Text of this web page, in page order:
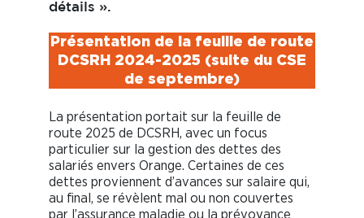
détails ».
Présentation de la feuille de route
DCSRH 2024-2025 (suite du CSE
de septembre)
La présentation portait sur la feuille de
route 2025 de DCSRH, avec un focus
particulier sur la gestion des dettes des
salariés envers Orange. Certaines de ces
dettes proviennent d’avances sur salaire qui,
au final, se révèlent mal ou non couvertes
par l’assurance maladie ou la prévoyance